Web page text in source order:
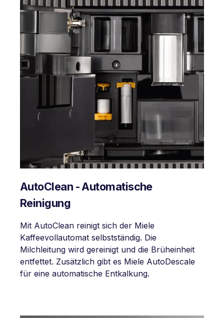
AutoClean - Automatische
Reinigung
Mit AutoClean reinigt sich der Miele
Kaffeevollautomat selbstständig. Die
Milchleitung wird gereinigt und die Brüheinheit
entfettet. Zusätzlich gibt es Miele AutoDescale
für eine automatische Entkalkung.